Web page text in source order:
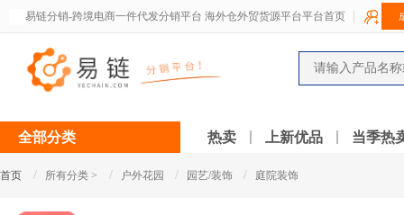
易链分销-跨境电商一件代发分销平台 海外仓外贸货源平台平台首页
全部分类 热卖 上新优品 当季热
首页 / 所有分类 > / 户外花园 / 园艺/装饰 / 庭院装饰